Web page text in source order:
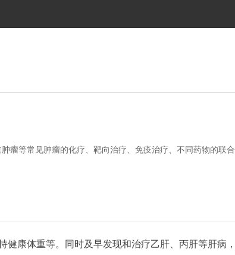
瘤等常见肿瘤的化疗、靶向治疗、免疫治疗、不同药物的联合
康体重等。同时及早发现和治疗乙肝、丙肝等肝病，